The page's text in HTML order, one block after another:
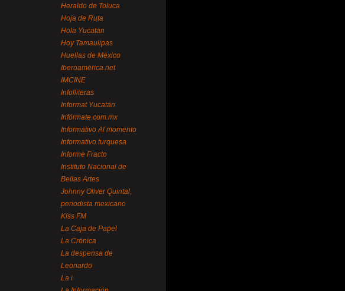
Heraldo de Toluca
Hoja de Ruta
Hola Yucatán
Hoy Tamaulipas
Huellas de México
Iberoamérica.net
IMCINE
Infolliteras
Informat Yucatán
Infórmate.com.mx
Informativo Al momento
Informativo turquesa
Informe Fracto
Instituto Nacional de
Bellas Artes
Johnny Oliver Quintal,
periodista mexicano
Kiss FM
La Caja de Papel
La Crónica
La despensa de
Leonardo
La i